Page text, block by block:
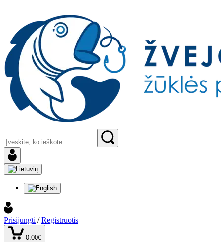
Prisijungti / Registruotis
0.00€